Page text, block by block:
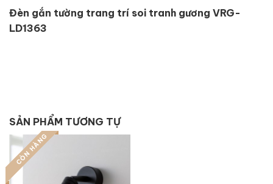
Đèn gắn tường trang trí soi tranh gương VRG-
LD1363
SẢN PHẨM TƯƠNG TỰ
CÒN HÀNG